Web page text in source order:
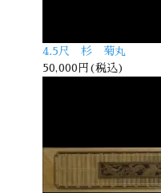
4.5尺 杉 菊丸
50,000円(税込)